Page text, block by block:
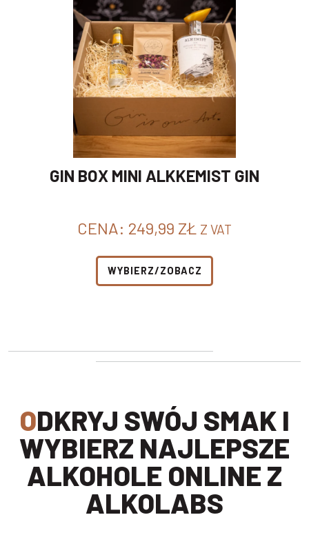
GIN BOX MINI ALKKEMIST GIN
CENA: 249,99 ZŁ Z VAT
WYBIERZ/ZOBACZ
ODKRYJ SWÓJ SMAK I
WYBIERZ NAJLEPSZE
ALKOHOLE ONLINE Z
ALKOLABS